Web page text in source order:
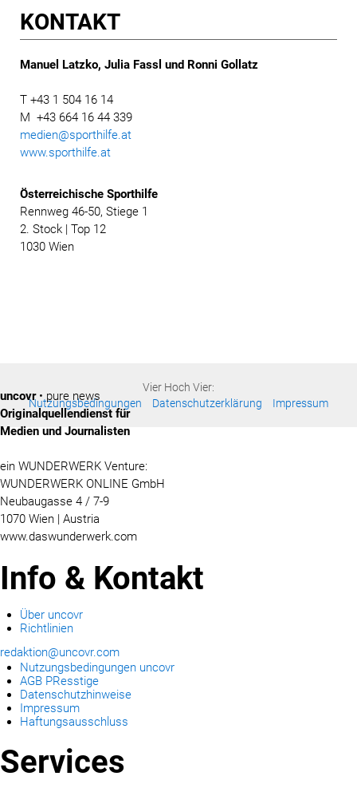
KONTAKT
Manuel Latzko, Julia Fassl und Ronni Gollatz
T +43 1 504 16 14
M +43 664 16 44 339
medien@sporthilfe.at
www.sporthilfe.at
Österreichische Sporthilfe
Rennweg 46-50, Stiege 1
2. Stock | Top 12
1030 Wien
Vier Hoch Vier:
Nutzungsbedingungen
Datenschutzerklärung Impressum
uncovr• pure news
Originalquellendienst für
Medien und Journalisten
ein WUNDERWERK Venture:
WUNDERWERK ONLINE GmbH
Neubaugasse 4 / 7-9
1070 Wien | Austria
www.daswunderwerk.com
Info & Kontakt
Über uncovr
Richtlinien
redaktion@uncovr.com
Nutzungsbedingungen uncovr
AGB PResstige
Datenschutzhinweise
Impressum
Haftungsausschluss
Services